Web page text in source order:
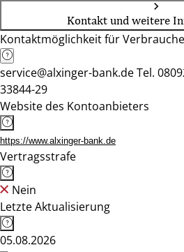
Kontakt und weitere
Kontaktmöglichkeit für
service@alxinger-bank.de Tel.
33844-29
Website des Kontoanbieters
https://www.alxinger-bank.de
Vertragsstrafe
Nein
Letzte Aktualisierung
05.08.2026